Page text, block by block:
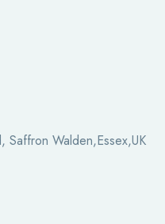
Saffron Walden,Essex,UK